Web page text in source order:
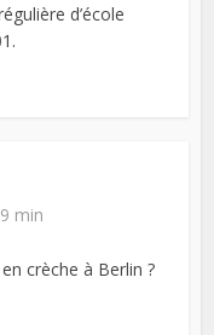
d’école
min
crèche à Berlin ?